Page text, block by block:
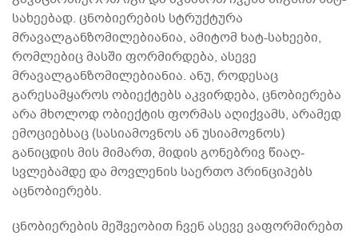
სახეებად. ცნობიერების სტრუქტურა
მრავალგანზომილებიანია, ამიტომ ხატ-სახეები,
რომლებიც მასში ფორმირდება, ასევე
მრავალგანზომილებიანია. ანუ, როდესაც
გარესამყაროს ობიექტებს აკვირდება, ცნობიერება
არა მხოლოდ ობიექტის ფორმას აღიქვამს, არამედ
ემოციებსაც (სასიამოვნოს ან უსიამოვნოს)
განიცდის მის მიმართ, მიდის გონებრივ წიაღ-
სვლებამდე და მოვლენის საერთო პრინციპებს
აცნობიერებს.
ცნობიერების მეშვეობით ჩვენ ასევე ვაფორმირებთ